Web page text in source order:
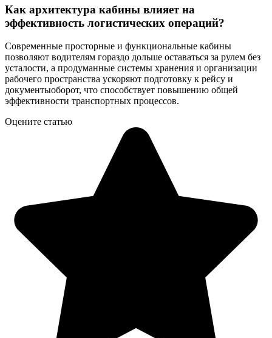
Как архитектура кабины влияет на
эффективность логистических операций?
Современные просторные и функциональные кабины
позволяют водителям гораздо дольше оставаться за рулем без
усталости, а продуманные системы хранения и организации
рабочего пространства ускоряют подготовку к рейсу и
документыоборот, что способствует повышению общей
эффективности транспортных процессов.
Оцените статью